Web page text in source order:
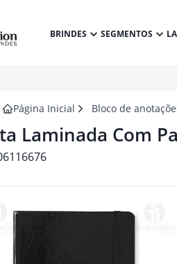
BRINDES SEGMENTOS
Página Inicial Bloco de
Laminada Com